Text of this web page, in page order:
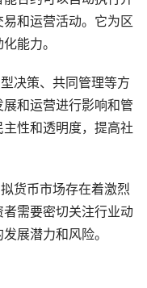
和运营活动。它为区
能力。
决策、共同管理等方
和运营进行影响和管
性和透明度，提高社
货币市场存在着激烈
需要密切关注行业动
展潜力和风险。